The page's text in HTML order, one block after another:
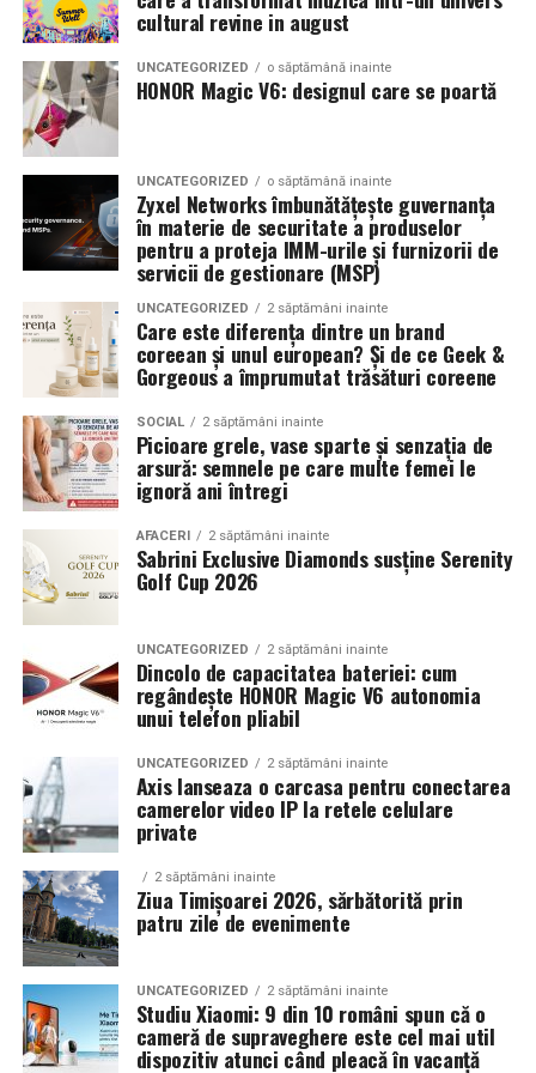
importantă a momentelor speciale din Maramureș,
combinând experiența organizatorică cu capacitatea de
a transforma fiecare eveniment într-o amintire
deosebită pentru participanți.
accentua liniile caroseriei si poate oferi un look
echilibrat, in timp ce o alegere gresita poate strica
proportiile, chiar daca restul masinii este bine realizat.
Anvelopele ca element vizual la show-uri auto
La evenimentele auto din Cluj, anvelopele nu sunt doar
componente functionale, ci si elemente vizuale. Publicul
si fotografii surprind adesea detalii precum modul in
care roata umple aripa, distanta fata de caroserie si
aspectul general al ansamblului roata-janta.
Anvelopele curate, cu dimensiuni corecte si uzura
uniforma, contribuie la imaginea profesionala a unei
masini de show. In multe cazuri, acestea completeaza
jantele si intaresc conceptul ales de proprietar, fie ca
vorbim despre un stil elegant, sportiv sau minimalist.
Echilibrul dintre estetica si utilizare reala
Un aspect specific evenimentelor auto din Cluj este
prezenta multor masini care nu sunt doar proiecte de
show, ci si vehicule utilizate zilnic. Proprietarii acestora
cauta solutii care sa le permita sa participe la
evenimente fara a sacrifica complet confortul sau
siguranta pe drumurile publice.
In acest context, anvelopele alese trebuie sa ofere un
echilibru intre aspect si functionalitate. Multi pasionati
opteaza pentru anvelope care arata bine la show, dar
care pot fi folosite si in conditii reale de trafic,
indiferent de vreme sau sezon.
De ce conteaza tipul de anvelopa la evenimentele din
Cluj
Clujul este un oras in care vremea poate fi imprevizibila,
iar drumurile din imprejurimi includ atat zone urbane,
cultural revine in august
UNCATEGORIZED o săptămână inainte
HONOR Magic V6: designul care se poartă
UNCATEGORIZED o săptămână inainte
Zyxel Networks îmbunătățește guvernanța
în materie de securitate a produselor
pentru a proteja IMM-urile și furnizorii de
servicii de gestionare (MSP)
UNCATEGORIZED 2 săptămâni inainte
Care este diferența dintre un brand
coreean și unul european? Și de ce Geek &
Gorgeous a împrumutat trăsături coreene
SOCIAL 2 săptămâni inainte
Picioare grele, vase sparte și senzația de
arsură: semnele pe care multe femei le
ignoră ani întregi
AFACERI 2 săptămâni inainte
Sabrini Exclusive Diamonds susține Serenity
Golf Cup 2026
UNCATEGORIZED 2 săptămâni inainte
Dincolo de capacitatea bateriei: cum
regândește HONOR Magic V6 autonomia
unui telefon pliabil
UNCATEGORIZED 2 săptămâni inainte
Axis lanseaza o carcasa pentru conectarea
camerelor video IP la retele celulare
private
2 săptămâni inainte
Ziua Timișoarei 2026, sărbătorită prin
patru zile de evenimente
UNCATEGORIZED 2 săptămâni inainte
Studiu Xiaomi: 9 din 10 români spun că o
cameră de supraveghere este cel mai util
dispozitiv atunci când pleacă în vacanță